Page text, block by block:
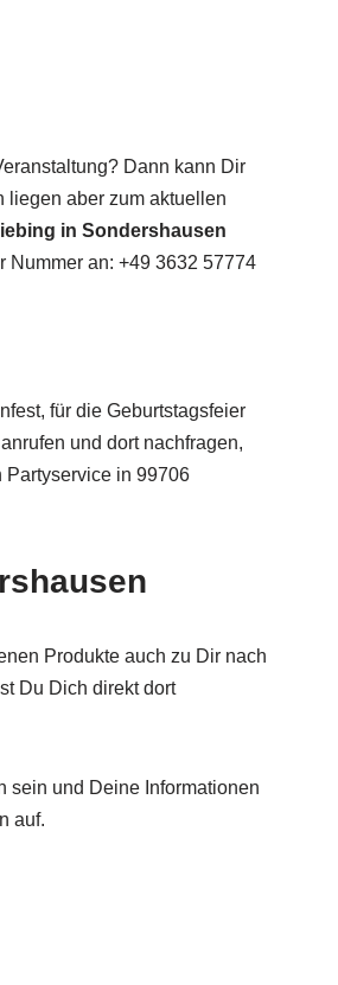
Dann kann Dir
liegen aber zum aktuellen
in Sondershausen
Nummer an: +49 3632 57774
für die Geburtstagsfeier
anrufen und dort nachfragen,
Partyservice in 99706
Produkte auch zu Dir nach
Du Dich direkt dort
sein und Deine Informationen
auf.